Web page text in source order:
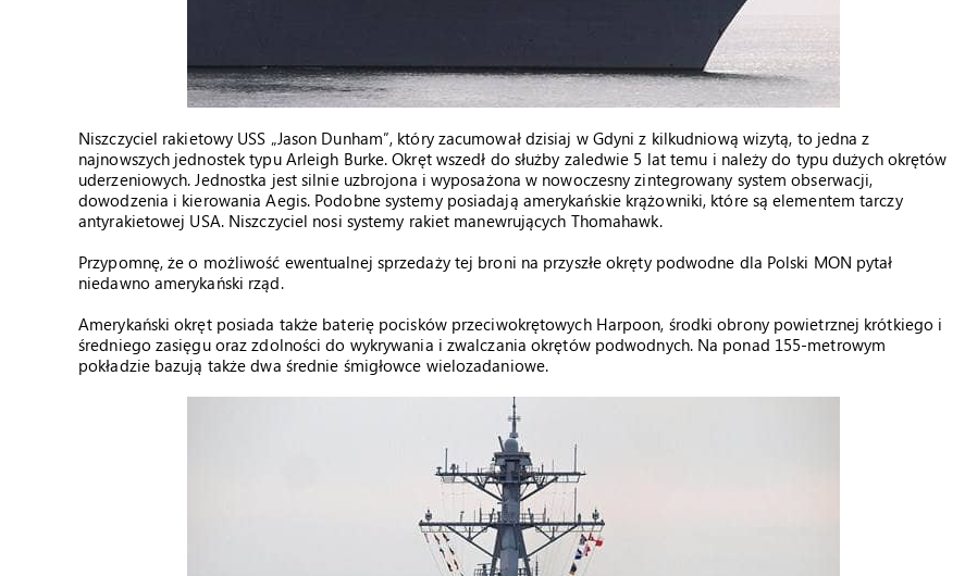
Niszczyciel rakietowy USS „Jason Dunham”, który zacumował dzisiaj w Gdyni z kilkudniową wizytą, to jedna z
najnowszych jednostek typu Arleigh Burke. Okręt wszedł do służby zaledwie 5 lat temu i należy do typu dużych okrętów
uderzeniowych. Jednostka jest silnie uzbrojona i wyposażona w nowoczesny zintegrowany system obserwacji,
dowodzenia i kierowania Aegis. Podobne systemy posiadają amerykańskie krążowniki, które są elementem tarczy
antyrakietowej USA. Niszczyciel nosi systemy rakiet manewrujących Thomahawk.
Przypomnę, że o możliwość ewentualnej sprzedaży tej broni na przyszłe okręty podwodne dla Polski MON pytał
niedawno amerykański rząd.
Amerykański okręt posiada także baterię pocisków przeciwokrętowych Harpoon, środki obrony powietrznej krótkiego i
średniego zasięgu oraz zdolności do wykrywania i zwalczania okrętów podwodnych. Na ponad 155-metrowym
pokładzie bazują także dwa średnie śmigłowce wielozadaniowe.